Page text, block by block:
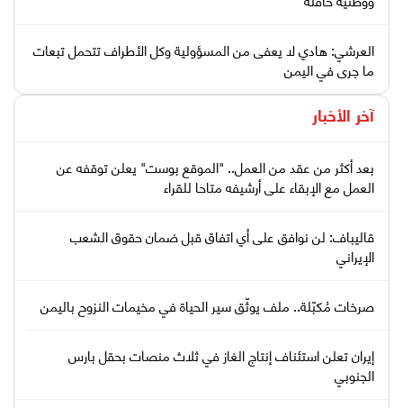
العرشي: هادي لا يعفى من المسؤولية وكل الأطراف تتحمل تبعات
ما جرى في اليمن
آخر الأخبار
بعد أكثر من عقد من العمل.. "الموقع بوست" يعلن توقفه عن
العمل مع الإبقاء على أرشيفه متاحا للقراء
قاليباف: لن نوافق على أي اتفاق قبل ضمان حقوق الشعب
الإيراني
صرخات مُكبّلة.. ملف يوثّق سير الحياة في مخيمات النزوح باليمن
إيران تعلن استئناف إنتاج الغاز في ثلاث منصات بحقل بارس
الجنوبي